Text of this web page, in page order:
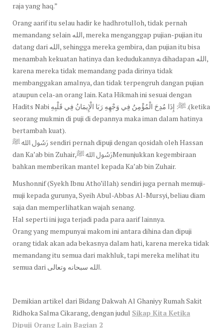
raja yang haq.”
Orang aarif itu selau hadir ke hadhrotulloh, tidak pernah
memandang selain الله, mereka menganggap pujian-pujian itu
datang dari الله, sehingga mereka gembira, dan pujian itu bisa
menambah kekuatan hatinya dan kedudukannya dihadapan الله,
karena mereka tidak memandang pada dirinya tidak
membanggakan amalnya, dan tidak terpengruh dangan pujian
ataupun cela-an orang lain. Kata Hikmah ini sesuai dengan
Hadits Nabi ﷺ: إِذَا مُدِحَ الْمُؤْمِنُ فِي وَجْهِهِ رَبَا الْإِيمَانُ فِي قَلْبِهِ .(ketika
seorang mukmin di puji di depannya maka iman dalam hatinya
bertambah kuat).
رَسُول الله ﷺ sendiri pernah dipuji dengan qosidah oleh Hassan
dan Ka’ab bin Zuhair,رَسُول الله ﷺMenunjukkan kegembiraan
bahkan memberikan mantel kepada Ka’ab bin Zuhair.
Mushonnif (Syekh Ibnu Atho’illah) sendiri juga pernah memuji-
muji kepada gurunya, Syeih Abul-Abbas Al-Mursyi, beliau diam
saja dan memperlihatkan wajah senang.
Hal seperti ini juga terjadi pada para aarif lainnya.
Orang yang mempunyai makom ini antara dihina dan dipuji
orang tidak akan ada bekasnya dalam hati, karena mereka tidak
memandang itu semua dari makhluk, tapi mereka melihat itu
semua dari الله سبحانه وتعالى.
Demikian artikel dari Bidang Dakwah Al Ghaniyy Rumah Sakit
Ridhoka Salma Cikarang, dengan judul Sikap Kita Ketika
Dipuji Orang Lain Bagian 2